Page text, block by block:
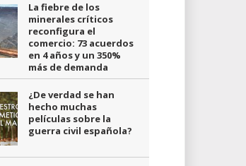
La fiebre de los
minerales críticos
reconfigura el
comercio: 73 acuerdos
en 4 años y un 350%
más de demanda
¿De verdad se han
hecho muchas
películas sobre la
guerra civil española?